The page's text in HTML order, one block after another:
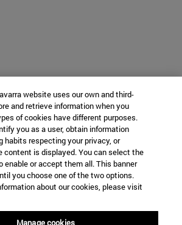
website uses our own and third-
and retrieve information when you
of cookies have different purposes.
you as a user, obtain information
habits respecting your privacy, or
content is displayed. You can select the
enable or accept them all. This banner
you choose one of the two options.
about our cookies, please visit
Manage cookies